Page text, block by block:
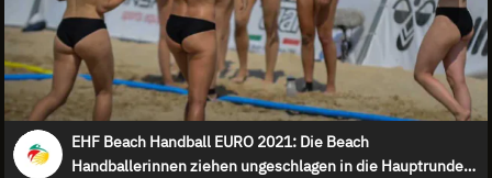
EHF Beach Handball EURO 2021: Die Beach
Handballerinnen ziehen ungeschlagen in die Hauptrunde